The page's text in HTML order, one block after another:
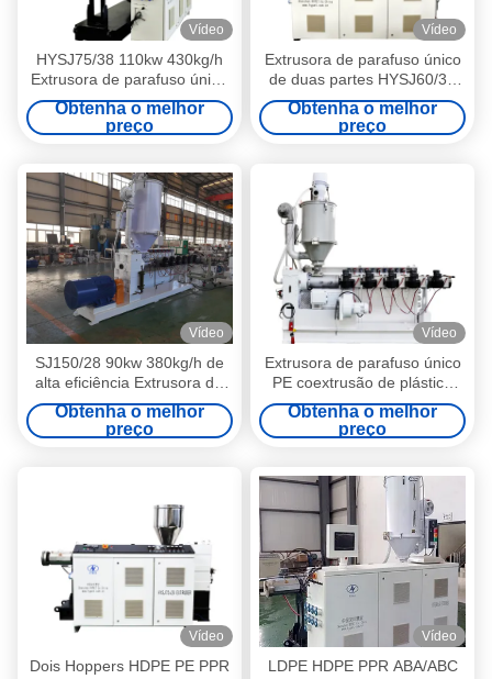
Vídeo
HYSJ75/38 110kw 430kg/h
Extrusora de parafuso único
para tubos ondulados de
parede única ou dupla em
HDPE
Obtenha o melhor
preço
Vídeo
Extrusora de parafuso único
de duas partes HYSJ60/34
para tubos
PP/PE/HDPE/PPR/PPH
Obtenha o melhor
preço
Vídeo
SJ150/28 90kw 380kg/h de
alta eficiência Extrusora de
parafuso único de grande
potência em PE HDPE PE de
peso molecular ultra-alto
Obtenha o melhor
preço
Vídeo
Extrusora de parafuso único
PE coextrusão de plástico
PPR HDPE para tubo de três
camadas SJ180/28 com
motor de 160kw e 530kg/h
Obtenha o melhor
preço
Vídeo
Dois Hoppers HDPE PE PPR
Vídeo
LDPE HDPE PPR ABA/ABC